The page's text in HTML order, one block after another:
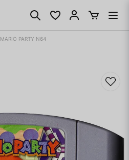
MARIO PARTY N64